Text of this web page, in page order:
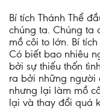
Bí tích Thánh Thể
chúng ta. Chúng ta
mồ côi to lớn. Bí
Có biết bao nhiêu
bởi sự thiếu thốn
ra bởi những người
nhưng lại làm mồ
lại và thay đổi quá